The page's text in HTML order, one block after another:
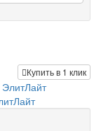
Купить в 1 клик